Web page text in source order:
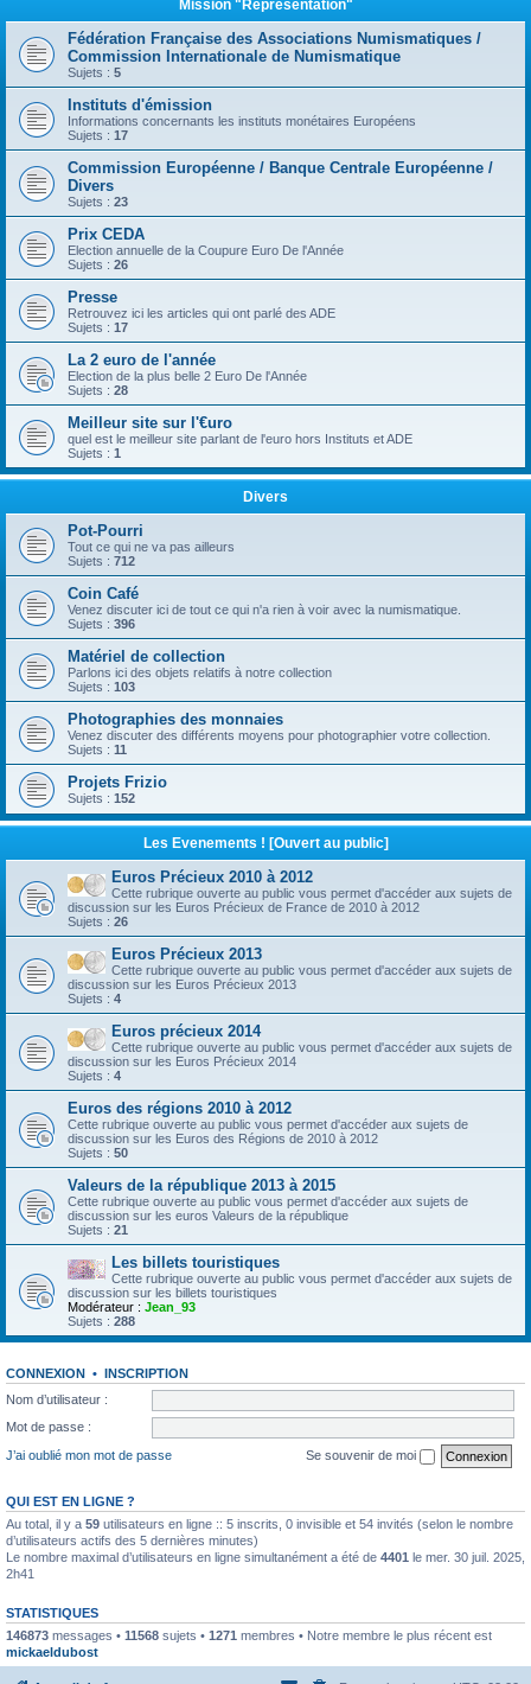
Mission "Représentation"
Fédération Française des Associations Numismatiques /
Commission Internationale de Numismatique
Sujets : 5
Instituts d'émission
Informations concernants les instituts monétaires Européens
Sujets : 17
Commission Européenne / Banque Centrale Européenne /
Divers
Sujets : 23
Prix CEDA
Election annuelle de la Coupure Euro De l'Année
Sujets : 26
Presse
Retrouvez ici les articles qui ont parlé des ADE
Sujets : 17
La 2 euro de l'année
Election de la plus belle 2 Euro De l'Année
Sujets : 28
Meilleur site sur l'€uro
quel est le meilleur site parlant de l'euro hors Instituts et ADE
Sujets : 1
Divers
Pot-Pourri
Tout ce qui ne va pas ailleurs
Sujets : 712
Coin Café
Venez discuter ici de tout ce qui n'a rien à voir avec la numismatique.
Sujets : 396
Matériel de collection
Parlons ici des objets relatifs à notre collection
Sujets : 103
Photographies des monnaies
Venez discuter des différents moyens pour photographier votre collection.
Sujets : 11
Projets Frizio
Sujets : 152
Les Evenements ! [Ouvert au public]
Euros Précieux 2010 à 2012
Cette rubrique ouverte au public vous permet d'accéder aux sujets de
discussion sur les Euros Précieux de France de 2010 à 2012
Sujets : 26
Euros Précieux 2013
Cette rubrique ouverte au public vous permet d'accéder aux sujets de
discussion sur les Euros Précieux 2013
Sujets : 4
Euros précieux 2014
Cette rubrique ouverte au public vous permet d'accéder aux sujets de
discussion sur les Euros Précieux 2014
Sujets : 4
Euros des régions 2010 à 2012
Cette rubrique ouverte au public vous permet d'accéder aux sujets de
discussion sur les Euros des Régions de 2010 à 2012
Sujets : 50
Valeurs de la république 2013 à 2015
Cette rubrique ouverte au public vous permet d'accéder aux sujets de
discussion sur les euros Valeurs de la république
Sujets : 21
Les billets touristiques
Cette rubrique ouverte au public vous permet d'accéder aux sujets de
discussion sur les billets touristiques
Modérateur : Jean_93
Sujets : 288
CONNEXION • INSCRIPTION
Nom d’utilisateur :
Mot de passe :
J’ai oublié mon mot de passe
Se souvenir de moi
QUI EST EN LIGNE ?
Au total, il y a 59 utilisateurs en ligne :: 5 inscrits, 0 invisible et 54 invités (selon le nombre
d’utilisateurs actifs des 5 dernières minutes)
Le nombre maximal d’utilisateurs en ligne simultanément a été de 4401 le mer. 30 juil. 2025,
2h41
STATISTIQUES
146873 messages • 11568 sujets • 1271 membres • Notre membre le plus récent est
mickaeldubost